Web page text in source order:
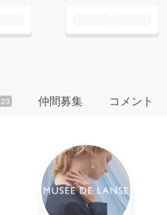
23 仲間募集 コメント